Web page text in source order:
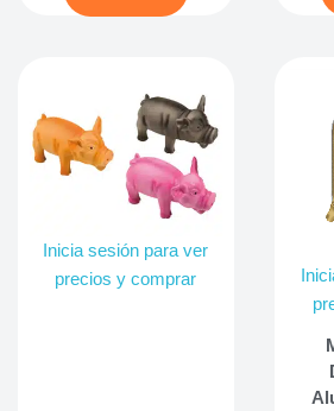
Inicia sesión para ver
precios y comprar